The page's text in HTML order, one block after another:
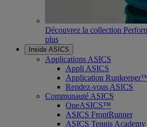
Découvrez la collection
plus
Inside ASICS
Applications ASICS
Appli ASICS
Application
Rendez-vous ASICS
Communauté ASICS
OneASICS™
ASICS FrontRunner
ASICS Tennis Academy